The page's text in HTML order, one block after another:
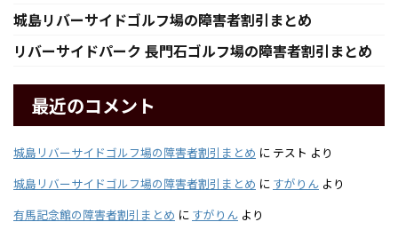
城島リバーサイドゴルフ場の障害者割引まとめ
リバーサイドパーク 長門石ゴルフ場の障害者割引まとめ
最近のコメント
城島リバーサイドゴルフ場の障害者割引まとめ に テスト より
城島リバーサイドゴルフ場の障害者割引まとめ に すがりん より
有馬記念館の障害者割引まとめ に すがりん より